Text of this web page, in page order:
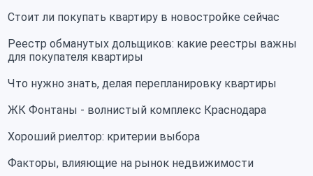
Стоит ли покупать квартиру в новостройке сейчас
Реестр обманутых дольщиков: какие реестры важны
для покупателя квартиры
Что нужно знать, делая перепланировку квартиры
ЖК Фонтаны - волнистый комплекс Краснодара
Хороший риелтор: критерии выбора
Факторы, влияющие на рынок недвижимости